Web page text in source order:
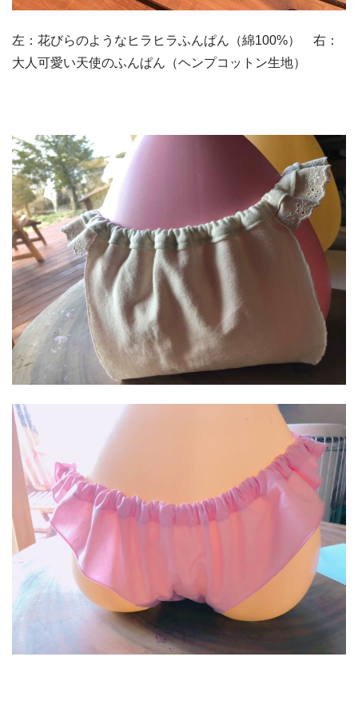
左：花びらのようなヒラヒラふんぱん（綿100%） 右：
大人可愛い天使のふんぱん（ヘンプコットン生地）